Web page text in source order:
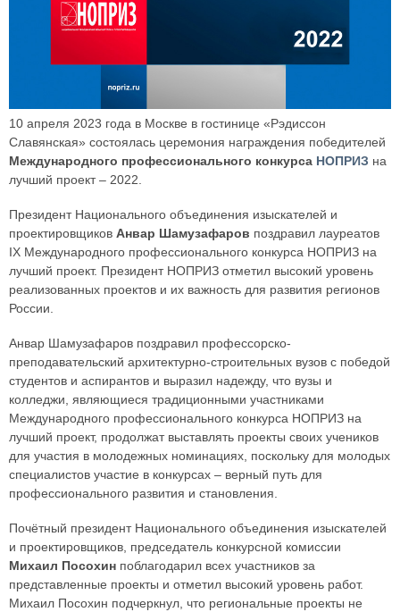
10 апреля 2023 года в Москве в гостинице «Рэдиссон
Славянская» состоялась церемония награждения победителей
Международного профессионального конкурса НОПРИЗ на
лучший проект – 2022.
Президент Национального объединения изыскателей и
проектировщиков Анвар Шамузафаров поздравил лауреатов
IX Международного профессионального конкурса НОПРИЗ на
лучший проект. Президент НОПРИЗ отметил высокий уровень
реализованных проектов и их важность для развития регионов
России.
Анвар Шамузафаров поздравил профессорско-
преподавательский архитектурно-строительных вузов с победой
студентов и аспирантов и выразил надежду, что вузы и
колледжи, являющиеся традиционными участниками
Международного профессионального конкурса НОПРИЗ на
лучший проект, продолжат выставлять проекты своих учеников
для участия в молодежных номинациях, поскольку для молодых
специалистов участие в конкурсах – верный путь для
профессионального развития и становления.
Почётный президент Национального объединения изыскателей
и проектировщиков, председатель конкурсной комиссии
Михаил Посохин поблагодарил всех участников за
представленные проекты и отметил высокий уровень работ.
Михаил Посохин подчеркнул, что региональные проекты не